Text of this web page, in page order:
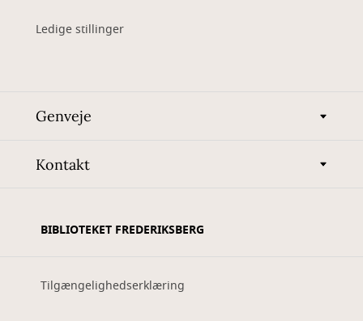
Ledige stillinger
Genveje
Kontakt
BIBLIOTEKET FREDERIKSBERG
Tilgængelighedserklæring